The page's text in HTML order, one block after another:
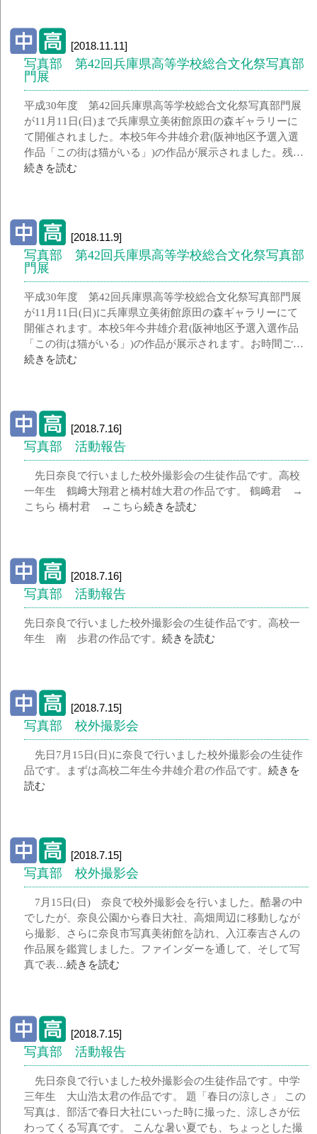
[2018.11.11]
写真部 第42回兵庫県高等学校総合文化祭写真部
門展
平成30年度 第42回兵庫県高等学校総合文化祭写真部門展
が11月11日(日)まで兵庫県立美術館原田の森ギャラリーに
て開催されました。本校5年今井雄介君(阪神地区予選入選
作品「この街は猫がいる」)の作品が展示されました。残…
続きを読む
[2018.11.9]
写真部 第42回兵庫県高等学校総合文化祭写真部
門展
平成30年度 第42回兵庫県高等学校総合文化祭写真部門展
が11月11日(日)に兵庫県立美術館原田の森ギャラリーにて
開催されます。本校5年今井雄介君(阪神地区予選入選作品
「この街は猫がいる」)の作品が展示されます。お時間ご…
続きを読む
[2018.7.16]
写真部 活動報告
先日奈良で行いました校外撮影会の生徒作品です。高校
一年生 鶴﨑大翔君と橋村雄大君の作品です。 鶴﨑君 →
こちら 橋村君 →こちら続きを読む
[2018.7.16]
写真部 活動報告
先日奈良で行いました校外撮影会の生徒作品です。高校一
年生 南 歩君の作品です。続きを読む
[2018.7.15]
写真部 校外撮影会
先日7月15日(日)に奈良で行いました校外撮影会の生徒作
品です。まずは高校二年生今井雄介君の作品です。続きを
読む
[2018.7.15]
写真部 校外撮影会
7月15日(日) 奈良で校外撮影会を行いました。酷暑の中
でしたが、奈良公園から春日大社、高畑周辺に移動しなが
ら撮影、さらに奈良市写真美術館を訪れ、入江泰吉さんの
作品展を鑑賞しました。ファインダーを通して、そして写
真で表…続きを読む
[2018.7.15]
写真部 活動報告
先日奈良で行いました校外撮影会の生徒作品です。中学
三年生 大山浩太君の作品です。 題「春日の涼しさ」 この
写真は、部活で春日大社にいった時に撮った、涼しさが伝
わってくる写真です。 こんな暑い夏でも、ちょっとした撮